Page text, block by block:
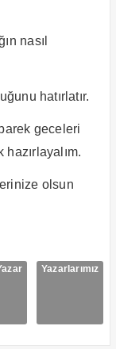
nasıl
hatırlatır.
geceleri
olsun
Yazarlarımız